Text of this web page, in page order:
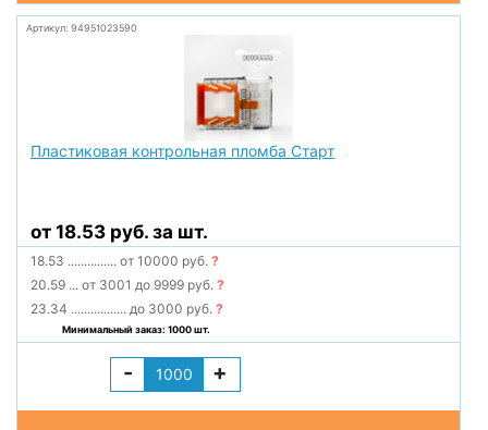
Артикул: 94951023590
Пластиковая контрольная пломба Старт
от 18.53 руб. за шт.
18.53 ............... от 10000 руб.?
20.59 ... от 3001 до 9999 руб.?
23.34 ................. до 3000 руб.?
Минимальный заказ: 1000 шт.
- +